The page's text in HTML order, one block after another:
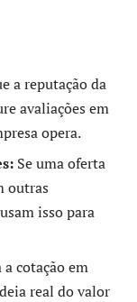
a reputação da
avaliações em
opera.
Se uma oferta
outras
isso para
a cotação em
real do valor